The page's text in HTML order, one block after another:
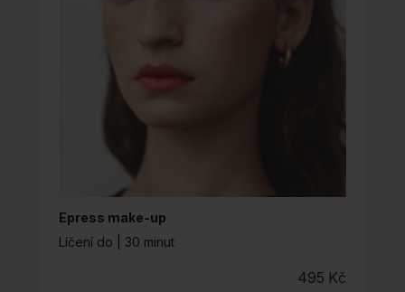
Epress make-up
Líčení do | 30 minut
495 Kč